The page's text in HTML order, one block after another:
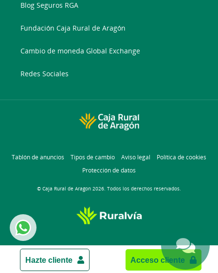
Hazte cliente Acceso cliente
Blog Seguros RGA
Fundación Caja Rural de Aragón
Cambio de moneda Global Exchange
Redes Sociales
Tablón de anuncios Tipos de cambio Aviso legal
Política de cookies
Protección de datos
© Caja Rural de Aragon 2026. Todos los derechos reservados.